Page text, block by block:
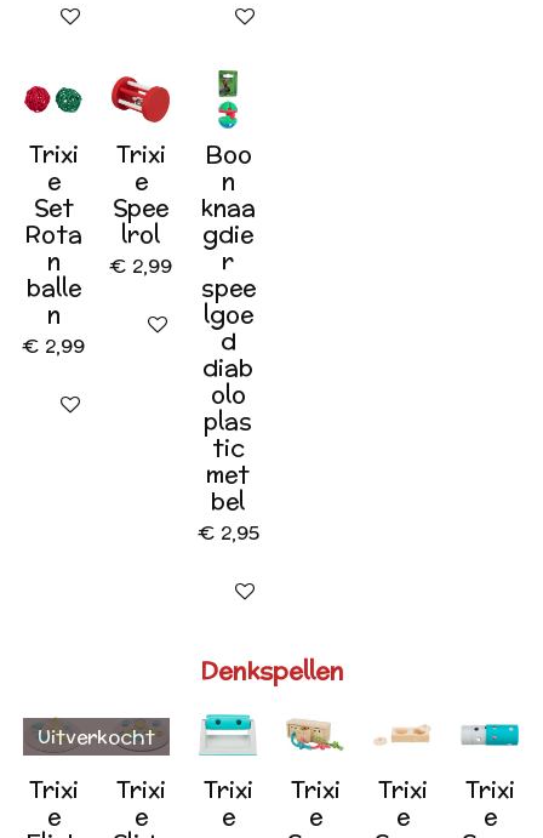
In winkelwagen In winkelwagen
Trixi
e
Set
Rota
n
balle
n
€ 2,99
In winkelwagen
Trixi
e
Spee
lrol
€ 2,99
In winkelwagen
Boo
n
knaa
gdie
r
spee
lgoe
d
diab
olo
plas
tic
met
bel
€ 2,95
In winkelwagen
Denkspellen
Trixi
e
Uitverkocht
Trixi
e
Trixi
e
Trixi
e
Trixi
e
Trixi
e